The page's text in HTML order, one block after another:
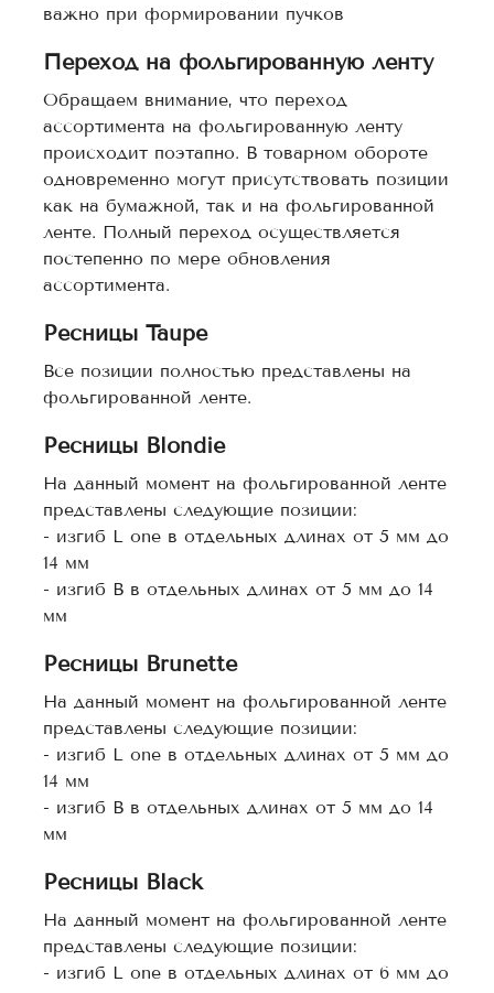
важно при формировании пучков
Переход на фольгированную ленту
Обращаем внимание, что переход
ассортимента на фольгированную ленту
происходит поэтапно. В товарном обороте
одновременно могут присутствовать позиции
как на бумажной, так и на фольгированной
ленте. Полный переход осуществляется
постепенно по мере обновления
ассортимента.
Ресницы Taupe
Все позиции полностью представлены на
фольгированной ленте.
Ресницы Blondie
На данный момент на фольгированной ленте
представлены следующие позиции:
- изгиб L one в отдельных длинах от 5 мм до
14 мм
- изгиб В в отдельных длинах от 5 мм до 14
мм
Ресницы Brunette
На данный момент на фольгированной ленте
представлены следующие позиции:
- изгиб L one в отдельных длинах от 5 мм до
14 мм
- изгиб В в отдельных длинах от 5 мм до 14
мм
Ресницы Black
На данный момент на фольгированной ленте
представлены следующие позиции:
- изгиб L one в отдельных длинах от 6 мм до